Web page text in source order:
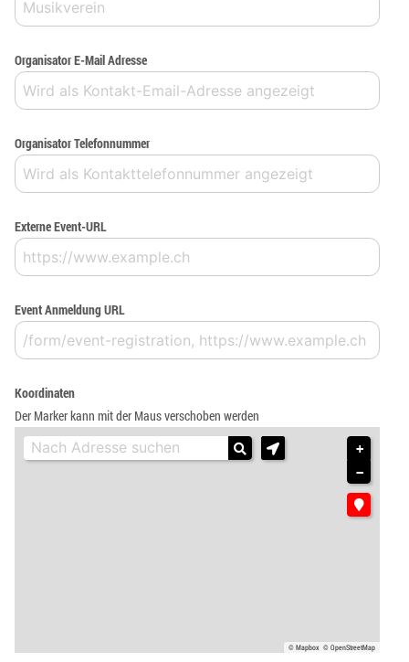
Organisator E-Mail Adresse
Organisator Telefonnummer
Externe Event-URL
Event Anmeldung URL
Koordinaten
Der Marker kann mit der Maus verschoben werden
+
−
© Mapbox © OpenStreetMap